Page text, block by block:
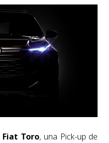
Fiat Toro, una Pick-up de